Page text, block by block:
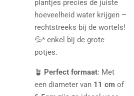
plantjes precies de juiste
hoeveelheid water krijgen –
rechtstreeks bij de wortels!
💦* enkel bij de grote
potjes.
🪴 Perfect formaat: Met
een diameter van 11 cm of